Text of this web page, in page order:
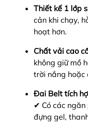
Thiết kế 1 lớp
cản khi chạy,
hoạt hơn.
Chất vải cao
không giữ mồ
trời nắng hoặc
Đai Belt tích
✔ Có các
đựng gel,